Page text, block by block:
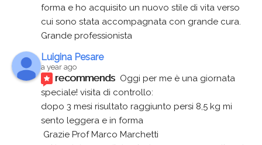
forma e ho acquisito un nuovo stile di vita verso
cui sono stata accompagnata con grande cura.
Grande professionista
Luigina Pesare
a year ago
recommends Oggi per me è una giornata
speciale! visita di controllo:
dopo 3 mesi risultato raggiunto persi 8,5 kg mi
sento leggera e in forma
Grazie Prof Marco Marchetti